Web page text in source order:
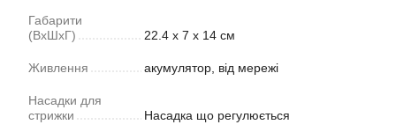
Габарити
(ВхШхГ)
22.4 х 7 х 14 см
Живлення акумулятор, від мережі
Насадки для
стрижки
Насадка що регулюється